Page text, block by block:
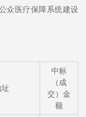
众医疗保障系统建设
中标
（成
交）金
额